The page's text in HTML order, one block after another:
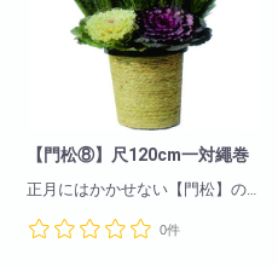
【門松⑧】尺120cm一対繩巻
正月にはかかせない【門松】の
0件